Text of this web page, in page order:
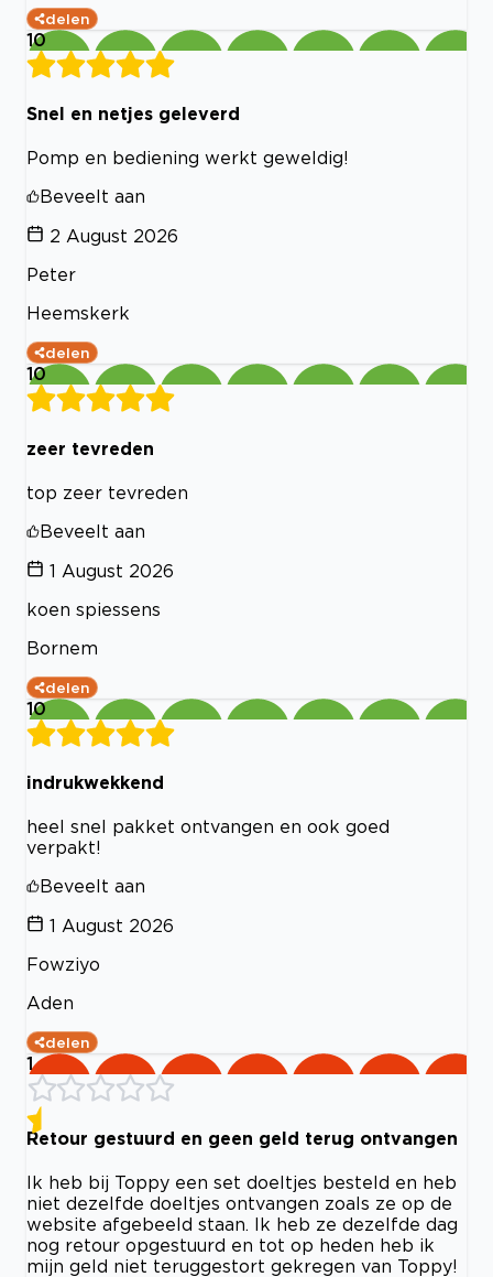
delen
10
Snel en netjes geleverd
Pomp en bediening werkt geweldig!
Beveelt aan
2 August 2026
Peter
Heemskerk
delen
10
zeer tevreden
top zeer tevreden
Beveelt aan
1 August 2026
koen spiessens
Bornem
delen
10
indrukwekkend
heel snel pakket ontvangen en ook goed
verpakt!
Beveelt aan
1 August 2026
Fowziyo
Aden
delen
1
Retour gestuurd en geen geld terug ontvangen
Ik heb bij Toppy een set doeltjes besteld en heb
niet dezelfde doeltjes ontvangen zoals ze op de
website afgebeeld staan. Ik heb ze dezelfde dag
nog retour opgestuurd en tot op heden heb ik
mijn geld niet teruggestort gekregen van Toppy!